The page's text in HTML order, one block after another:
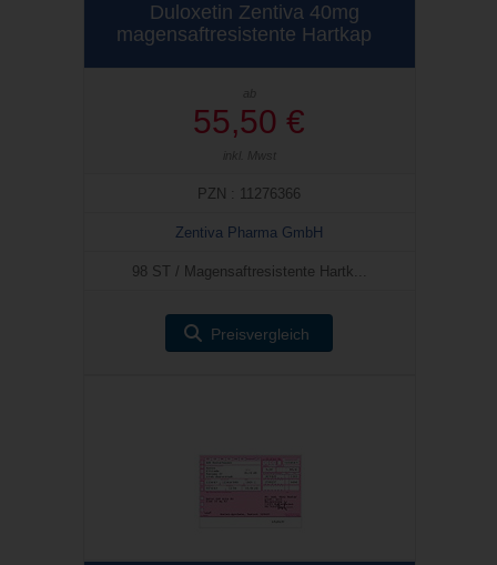
Duloxetin Zentiva 40mg
magensaftresistente Hartkap
ab
55,50 €
inkl. Mwst
PZN : 11276366
Zentiva Pharma GmbH
98 ST / Magensaftresistente Hartk...
Preisvergleich